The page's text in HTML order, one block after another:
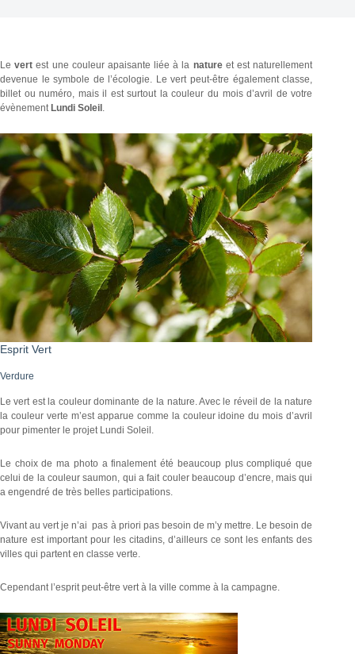
Levert est une couleur apaisante liée à la natureet est naturellement
devenue le symbole de l’écologie. Le vert peut-être également classe,
billet ou numéro, mais il est surtout la couleur du mois d’avril de votre
évènement Lundi Soleil .
Esprit Vert
Verdure
Le vert est la couleur dominante de la nature. Avec le réveil de la nature
la couleur verte m’est apparue comme la couleur idoine du mois d’avril
pour pimenter le projet Lundi Soleil.
Le choix de ma photo a finalement été beaucoup plus compliqué que
celui de la couleur saumon, qui a fait couler beaucoup d’encre, mais qui
a engendré de très belles participations.
Vivant au vert je n’ai pas à priori pas besoin de m’y mettre. Le besoin de
nature est important pour les citadins, d’ailleurs ce sont les enfants des
villes qui partent en classe verte.
Cependant l’esprit peut-être vert à la ville comme à la campagne.